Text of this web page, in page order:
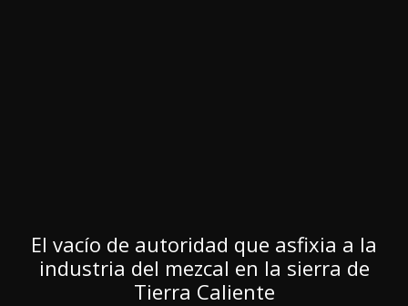
El vacío de autoridad que asfixia a la
industria del mezcal en la sierra de
Tierra Caliente